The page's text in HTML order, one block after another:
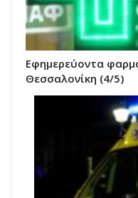
Εφημερεύοντα
Θεσσαλονίκη (4/5)